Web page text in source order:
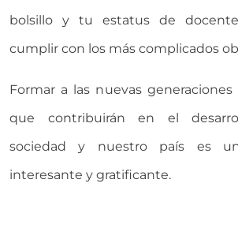
bolsillo y tu estatus de
cumplir con los más complicados
Formar a las nuevas
que contribuirán en el
sociedad y nuestro país es
interesante y gratificante.